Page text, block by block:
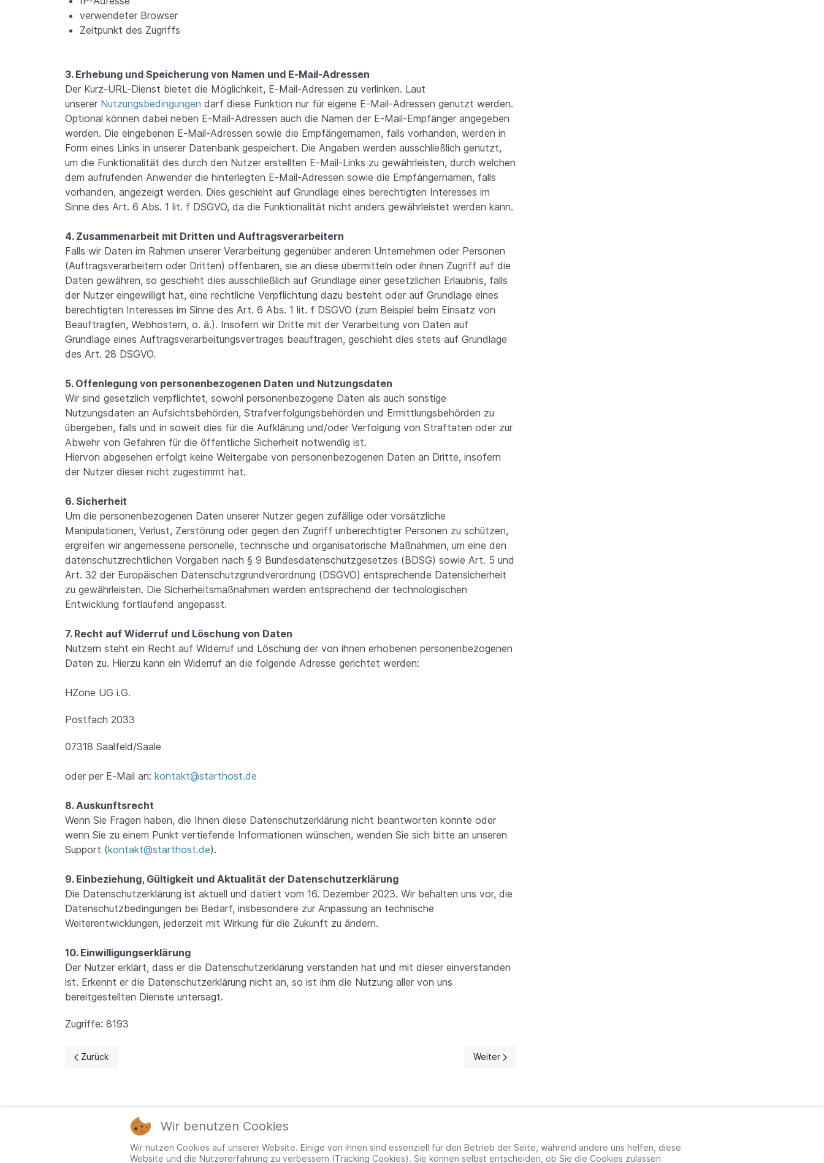
verwendeter Browser
Zeitpunkt des Zugriffs
3. Erhebung und Speicherung von Namen und E-Mail-Adressen
Der Kurz-URL-Dienst bietet die Möglichkeit, E-Mail-Adressen zu verlinken. Laut
unserer Nutzungsbedingungen darf diese Funktion nur für eigene E-Mail-Adressen genutzt werden.
Optional können dabei neben E-Mail-Adressen auch die Namen der E-Mail-Empfänger angegeben
werden. Die eingebenen E-Mail-Adressen sowie die Empfängernamen, falls vorhanden, werden in
Form eines Links in unserer Datenbank gespeichert. Die Angaben werden ausschließlich genutzt,
um die Funktionalität des durch den Nutzer erstellten E-Mail-Links zu gewährleisten, durch welchen
dem aufrufenden Anwender die hinterlegten E-Mail-Adressen sowie die Empfängernamen, falls
vorhanden, angezeigt werden. Dies geschieht auf Grundlage eines berechtigten Interesses im
Sinne des Art. 6 Abs. 1 lit. f DSGVO, da die Funktionalität nicht anders gewährleistet werden kann.
4. Zusammenarbeit mit Dritten und Auftragsverarbeitern
Falls wir Daten im Rahmen unserer Verarbeitung gegenüber anderen Unternehmen oder Personen
(Auftragsverarbeitern oder Dritten) offenbaren, sie an diese übermitteln oder ihnen Zugriff auf die
Daten gewähren, so geschieht dies ausschließlich auf Grundlage einer gesetzlichen Erlaubnis, falls
der Nutzer eingewilligt hat, eine rechtliche Verpflichtung dazu besteht oder auf Grundlage eines
berechtigten Interesses im Sinne des Art. 6 Abs. 1 lit. f DSGVO (zum Beispiel beim Einsatz von
Beauftragten, Webhostern, o. ä.). Insofern wir Dritte mit der Verarbeitung von Daten auf
Grundlage eines Auftragsverarbeitungsvertrages beauftragen, geschieht dies stets auf Grundlage
des Art. 28 DSGVO.
5. Offenlegung von personenbezogenen Daten und Nutzungsdaten
Wir sind gesetzlich verpflichtet, sowohl personenbezogene Daten als auch sonstige
Nutzungsdaten an Aufsichtsbehörden, Strafverfolgungsbehörden und Ermittlungsbehörden zu
übergeben, falls und in soweit dies für die Aufklärung und/oder Verfolgung von Straftaten oder zur
Abwehr von Gefahren für die öffentliche Sicherheit notwendig ist.
Hiervon abgesehen erfolgt keine Weitergabe von personenbezogenen Daten an Dritte, insofern
der Nutzer dieser nicht zugestimmt hat.
6. Sicherheit
Um die personenbezogenen Daten unserer Nutzer gegen zufällige oder vorsätzliche
Manipulationen, Verlust, Zerstörung oder gegen den Zugriff unberechtigter Personen zu schützen,
ergreifen wir angemessene personelle, technische und organisatorische Maßnahmen, um eine den
datenschutzrechtlichen Vorgaben nach § 9 Bundesdatenschutzgesetzes (BDSG) sowie Art. 5 und
Art. 32 der Europäischen Datenschutzgrundverordnung (DSGVO) entsprechende Datensicherheit
zu gewährleisten. Die Sicherheitsmaßnahmen werden entsprechend der technologischen
Entwicklung fortlaufend angepasst.
7. Recht auf Widerruf und Löschung von Daten
Nutzern steht ein Recht auf Widerruf und Löschung der von ihnen erhobenen personenbezogenen
Daten zu. Hierzu kann ein Widerruf an die folgende Adresse gerichtet werden:
HZone UG i.G.
Postfach 2033
07318 Saalfeld/Saale
oder per E-Mail an: kontakt@starthost.de
8. Auskunftsrecht
Wenn Sie Fragen haben, die Ihnen diese Datenschutzerklärung nicht beantworten konnte oder
wenn Sie zu einem Punkt vertiefende Informationen wünschen, wenden Sie sich bitte an unseren
Support (kontakt@starthost.de).
9. Einbeziehung, Gültigkeit und Aktualität der Datenschutzerklärung
Die Datenschutzerklärung ist aktuell und datiert vom 16. Dezember 2023. Wir behalten uns vor, die
Datenschutzbedingungen bei Bedarf, insbesondere zur Anpassung an technische
Weiterentwicklungen, jederzeit mit Wirkung für die Zukunft zu ändern.
10. Einwilligungserklärung
Der Nutzer erklärt, dass er die Datenschutzerklärung verstanden hat und mit dieser einverstanden
ist. Erkennt er die Datenschutzerklärung nicht an, so ist ihm die Nutzung aller von uns
bereitgestellten Dienste untersagt.
Zugriffe: 8193
Vorheriger Beitrag: Impressum
Zurück Nächster Beitrag: Nutzungsbedingungen
Weiter
Wir benutzen Cookies
Wir nutzen Cookies auf unserer Website. Einige von ihnen sind essenziell für den Betrieb der Seite, während andere uns helfen, diese
Website und die Nutzererfahrung zu verbessern (Tracking Cookies). Sie können selbst entscheiden, ob Sie die Cookies zulassen